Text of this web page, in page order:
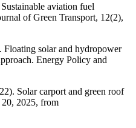
aviation fuel
of Green Transport, 12(2),
solar and hydropower
Energy Policy and
Solar carport and green roof
2025, from